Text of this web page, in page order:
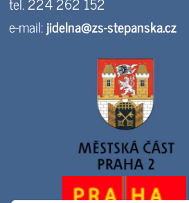
e-mail:jidelna@zs-stepanska.cz